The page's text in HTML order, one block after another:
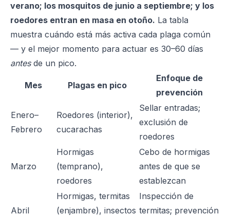
verano; los mosquitos de junio a septiembre; y los
roedores entran en masa en otoño. La tabla
muestra cuándo está más activa cada plaga común
— y el mejor momento para actuar es 30–60 días
antesde un pico.
Mes Plagas en pico
Enfoque de
prevención
Enero–
Febrero
Roedores (interior),
cucarachas
Sellar entradas;
exclusión de
roedores
Marzo
Hormigas
(temprano),
roedores
Cebo de hormigas
antes de que se
establezcan
Abril
Hormigas, termitas
(enjambre), insectos
Inspección de
termitas; prevención